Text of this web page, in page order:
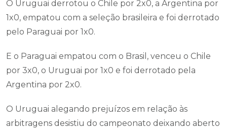
O Uruguai derrotou o Chile por 2x0, a Argentina por
1x0, empatou com a seleção brasileira e foi derrotado
pelo Paraguai por 1x0.
E o Paraguai empatou com o Brasil, venceu o Chile
por 3x0, o Uruguai por 1x0 e foi derrotado pela
Argentina por 2x0.
O Uruguai alegando prejuízos em relação às
arbitragens desistiu do campeonato deixando aberto